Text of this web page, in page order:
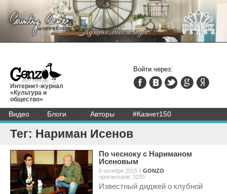
Интернет-журнал
«Культура и
общество»
Видео Блоги Авторы #Казнет150
Войти через:
Тег: Нариман Исенов
По чесноку с Нариманом
Исеновым
8 октября 2015
GONZO
просмотров: 3233
Известный диджей о клубной